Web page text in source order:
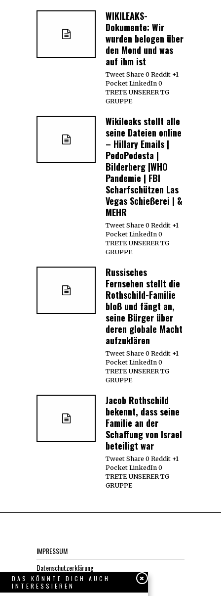
WIKILEAKS-
Dokumente: Wir
wurden belogen über
den Mond und was
auf ihm ist
Tweet Share 0 Reddit +1
Pocket LinkedIn 0
TRETE UNSERER TG
GRUPPE
Wikileaks stellt alle
seine Dateien online
– Hillary Emails |
PedoPodesta |
Bilderberg |WHO
Pandemie | FBI
Scharfschützen Las
Vegas Schießerei | &
MEHR
Tweet Share 0 Reddit +1
Pocket LinkedIn 0
TRETE UNSERER TG
GRUPPE
Russisches
Fernsehen stellt die
Rothschild-Familie
bloß und fängt an,
seine Bürger über
deren globale Macht
aufzuklären
Tweet Share 0 Reddit +1
Pocket LinkedIn 0
TRETE UNSERER TG
GRUPPE
Jacob Rothschild
bekennt, dass seine
Familie an der
Schaffung von Israel
beteiligt war
Tweet Share 0 Reddit +1
Pocket LinkedIn 0
TRETE UNSERER TG
GRUPPE
IMPRESSUM
Datenschutzerklärung
KONTAKT
DAS KÖNNTE DICH AUCH
INTERESSIEREN